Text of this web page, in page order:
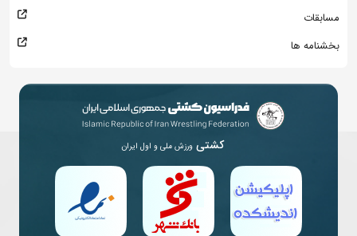
مسابقات
بخشنامه ها
کشتی ورزش ملی و اول ایران